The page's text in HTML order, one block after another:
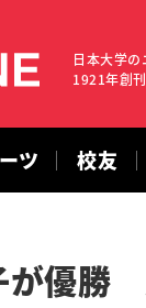
日本大学の
1921年創刊
ツ 校友
優勝